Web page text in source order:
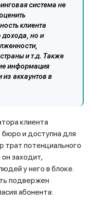
система не
клиента
дохода, но и
и т.д. Также
информация
аккаунтов в
клиента
и доступна для
трат потенциального
он заходит,
у него в блоке.
подвержен
абонента: